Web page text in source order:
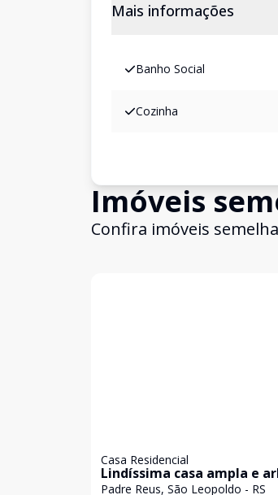
Mais informações
Banho Social
Cozinha
Imóveis
Confira imóveis
Casa Residencial
Lindíssima casa ampla e
Padre Reus, São Leopoldo - RS